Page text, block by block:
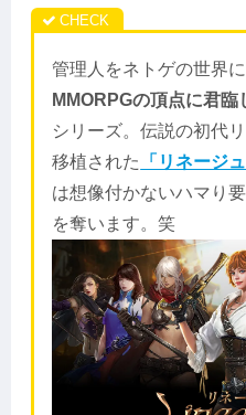
管理人をネトゲの世界
MMORPGの頂点に君臨
シリーズ。伝説の初代
移植された
「リネージュ
は想像付かないハマり
を奪います。笑